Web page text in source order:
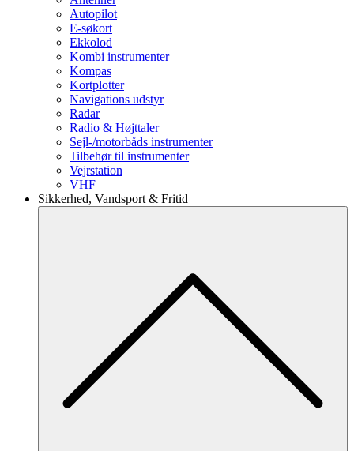
Autopilot
E-søkort
Ekkolod
Kombi instrumenter
Kompas
Kortplotter
Navigations udstyr
Radar
Radio & Højttaler
Sejl-/motorbåds instrumenter
Tilbehør til instrumenter
Vejrstation
VHF
Sikkerhed, Vandsport & Fritid